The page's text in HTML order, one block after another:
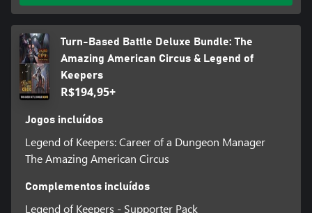
Turn-Based Battle Deluxe Bundle: The
Amazing American Circus & Legend of
Keepers
R$194,95+
Jogos incluídos
Legend of Keepers: Career of a Dungeon Manager
The Amazing American Circus
Complementos incluídos
Legend of Keepers - Supporter Pack